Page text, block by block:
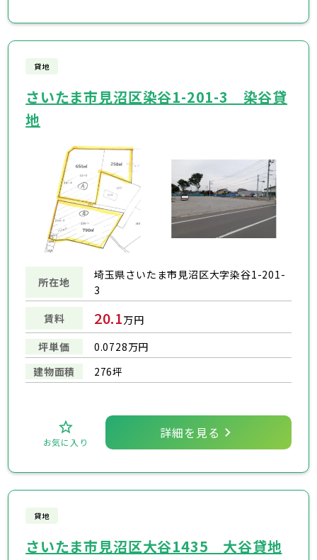
貸地
さいたま市見沼区染谷1-201-3 染谷貸
地
所在地
埼玉県さいたま市見沼区大字染谷1-201-
3
賃料
20.1万円
坪単価
0.0728万円
建物面積
276坪
お気に入り
詳細を見る
貸地
さいたま市見沼区大谷1435 大谷貸地